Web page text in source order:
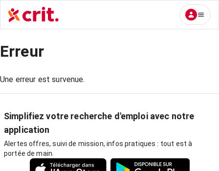
Erreur
Une erreur est survenue.
Simplifiez votre recherche d'emploi avec notre
application
Alertes offres, suivi de mission, infos pratiques : tout est à
portée de main.